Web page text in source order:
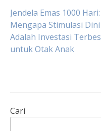
Navigasi
pos
Jendela Emas 1000 Hari:
Mengapa Stimulasi Dini
Adalah Investasi
untuk Otak Anak
Cari